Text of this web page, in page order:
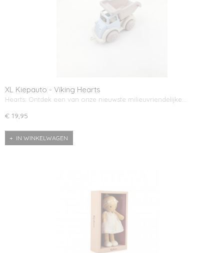
XL Kiepauto - Viking Hearts
Hearts: Ontdek een van onze nieuwste milieuvriendelijke…
€ 19,95
IN WINKELWAGEN